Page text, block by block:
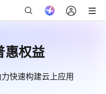
惠权益
快速构建云上应用